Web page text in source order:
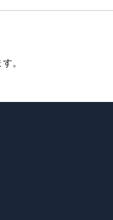
。